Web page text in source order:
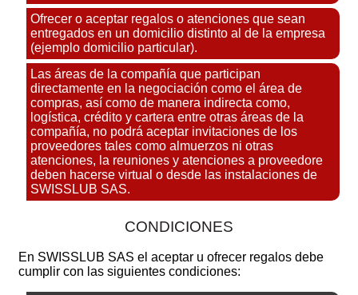
Ofrecer o aceptar regalos o atenciones que sean
entregados en un domicilio distinto al de la empresa
(ejemplo domicilio particular).
Las áreas de la compañía que participan
directamente en la negociación como el área de
compras, así como de manera indirecta como,
logística, crédito y cartera entre otras áreas de la
compañía, no podrá aceptar invitaciones de los
proveedores tales como almuerzos ni otras
atenciones, la reuniones y atenciones a proveedore
deben hacerse virtual o desde las instalaciones de
SWISSLUB SAS.
CONDICIONES
En SWISSLUB SAS el aceptar u ofrecer regalos debe
cumplir con las siguientes condiciones: